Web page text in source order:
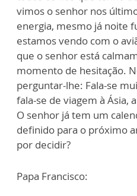
vimos o senhor nos
energia, mesmo já noite
estamos vendo com o
que o senhor está
momento de hesitação.
perguntar-lhe: Fala-se
fala-se de viagem à Ásia,
O senhor já tem um
definido para o próximo
por decidir?
Papa Francisco: